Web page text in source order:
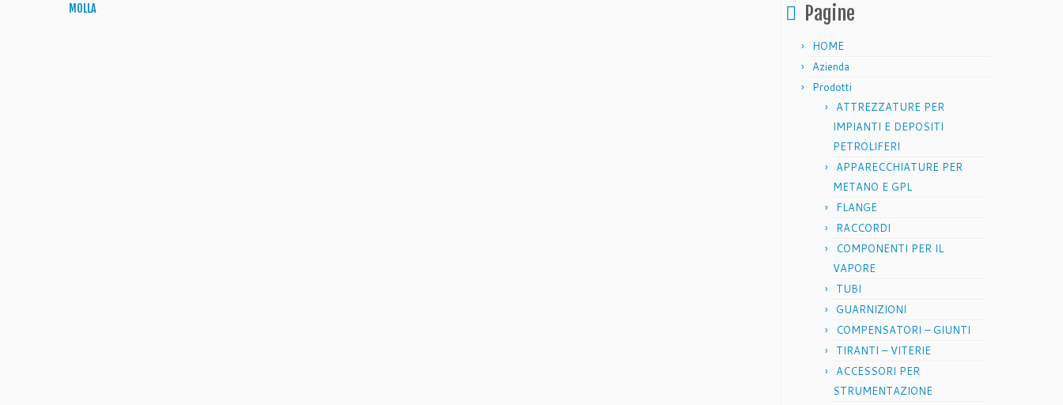
MOLLA Pagine
HOME
Azienda
Prodotti
ATTREZZATURE PER
IMPIANTI E DEPOSITI
PETROLIFERI
APPARECCHIATURE PER
METANO E GPL
FLANGE
RACCORDI
COMPONENTI PER IL
VAPORE
TUBI
GUARNIZIONI
COMPENSATORI – GIUNTI
TIRANTI – VITERIE
ACCESSORI PER
STRUMENTAZIONE